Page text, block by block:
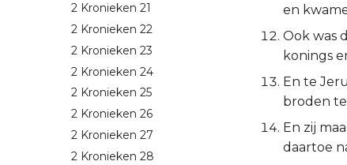
2 Kronieken 21
2 Kronieken 22
2 Kronieken 23
2 Kronieken 24
2 Kronieken 25
2 Kronieken 26
2 Kronieken 27
2 Kronieken 28
en
Ook was
konings
En te
broden
En zij
daartoe